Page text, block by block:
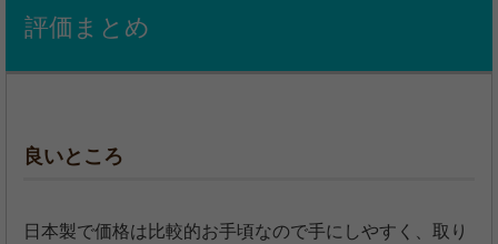
評価まとめ
良いところ
日本製で価格は比較的お手頃なので手にしやすく、取り